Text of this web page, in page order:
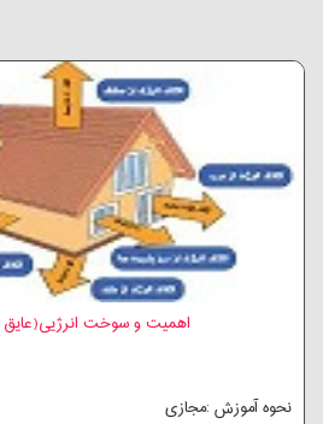
اهمیت و سوخت
نحوه آموزش :مجازی